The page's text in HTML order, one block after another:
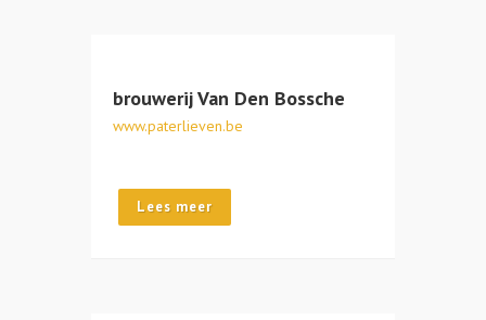
brouwerij Van Den Bossche
www.paterlieven.be
Lees meer